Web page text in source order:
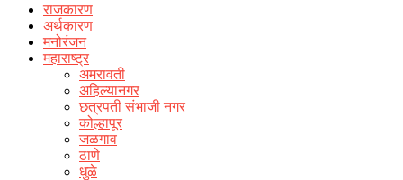
राजकारण
अर्थकारण
मनोरंजन
महाराष्ट्र
अमरावती
अहिल्यानगर
छत्रपती संभाजी नगर
कोल्हापूर
जळगाव
ठाणे
धुळे